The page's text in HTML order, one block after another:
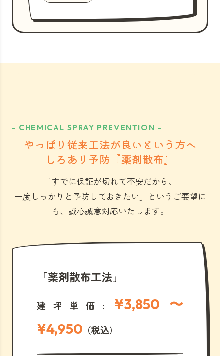
- CHEMICAL SPRAY PREVENTION -
やっぱり従来工法が良いという方へ
しろあり予防『薬剤散布』
「すでに保証が切れて不安だから、
一度しっかりと予防しておきたい」 というご要望に
も、誠心誠意対応いたします。
「薬剤散布工法」
建坪単価: ¥3,850 〜
¥4,950 （税込）